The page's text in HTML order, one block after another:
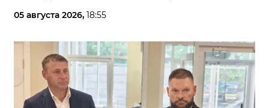
05 августа 2026, 18:55